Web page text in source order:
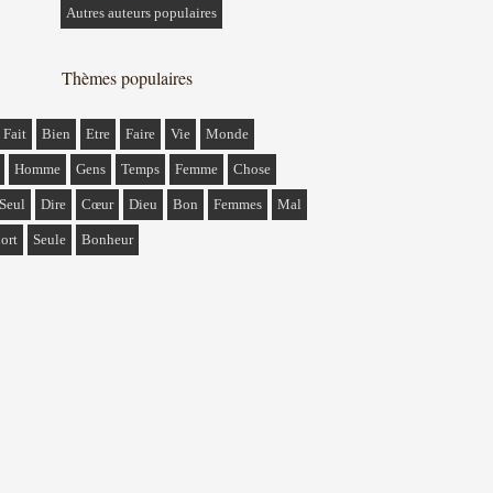
Autres auteurs populaires
Thèmes populaires
Fait Bien Etre Faire Vie Monde
Homme Gens Temps Femme Chose
Seul Dire Cœur Dieu Bon Femmes Mal
Seule Bonheur